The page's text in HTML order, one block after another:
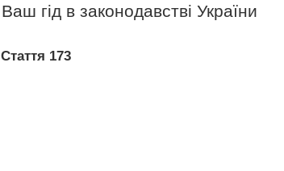
Ваш гід в законодавстві України
Стаття 173